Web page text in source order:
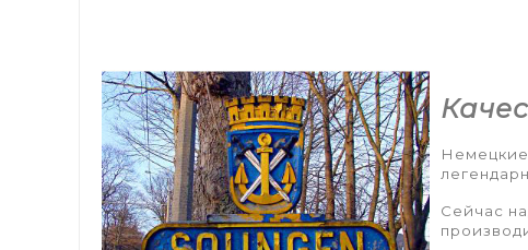
Сейчас